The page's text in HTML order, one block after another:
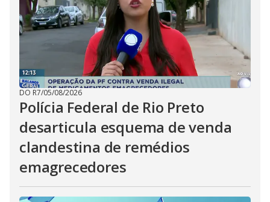
DO R7/05/08/2026
Polícia Federal de Rio Preto
desarticula esquema de venda
clandestina de remédios
emagrecedores